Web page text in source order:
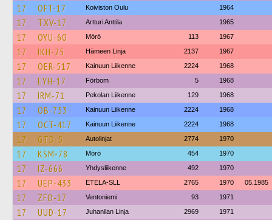
17 OFT-17 Koiviston Oulu 1964
17 TXV-17 Artturi Anttila 1965
17 OYU-60 Mörö 113 1967
17 IKH-25 Hämeen Linja 2137 1967
17 OER-517 Kainuun Liikenne 2224 1968
17 EYH-17 Förbom 5 1968
17 IRM-71 Pekolan Liikenne 129 1968
17 OB-753 Kainuun Liikenne 2224 1968
17 OCT-417 Kainuun Liikenne 2224 1968
17 GTD-5 Autolinjat 2774 1970
17 KSM-78 Mörö 454 1970
17 IZ-666 Yhdysliikenne 492 1970
17 UEP-433 ETELA-SLL 2765 1970 05.1985
17 ZFO-17 Ventoniemi 93 1971
17 UUD-17 Juhanilan Linja 2969 1971